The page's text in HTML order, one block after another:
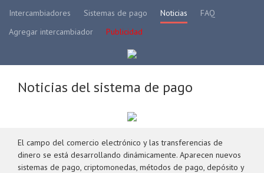
Intercambiadores Sistemas de pago Noticias
FAQ
Agregar intercambiador
Publicidad
Noticias del sistema de pago
El campo del comercio electrónico y las transferencias de
dinero se está desarrollando dinámicamente. Aparecen nuevos
sistemas de pago, criptomonedas, métodos de pago, depósito y